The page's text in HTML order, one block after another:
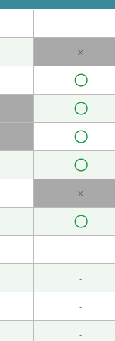
-
×
〇
〇
〇
〇
×
〇
-
-
-
-